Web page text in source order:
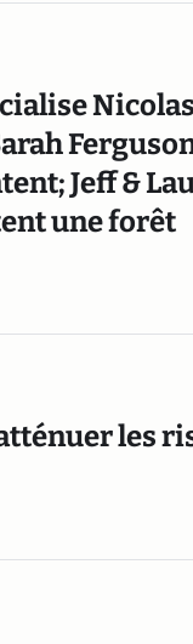
Jeff &
une forêt
les